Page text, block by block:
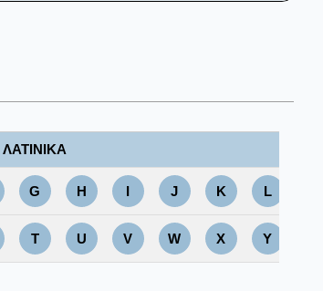
ΛΑΤΙΝΙΚΑ
G H I J K L
T U V W X Y